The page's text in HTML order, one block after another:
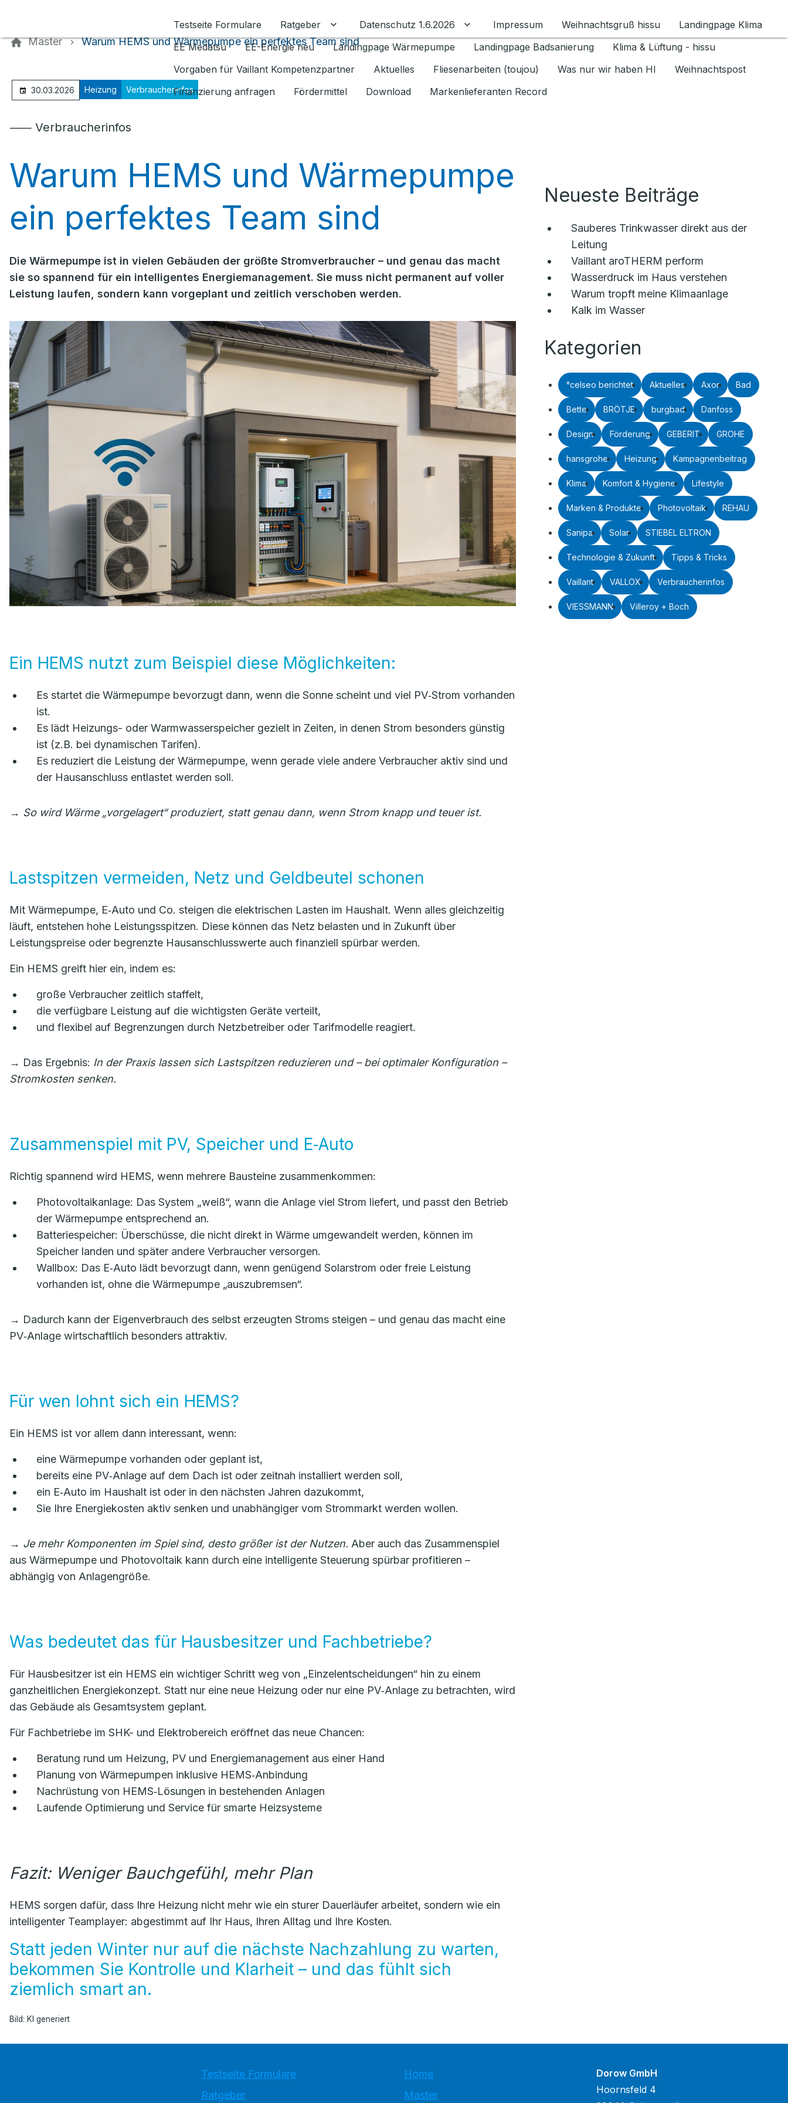
Testseite Formulare
Ratgeber Untermenü für Ratgeber umschalten
Datenschutz 1.6.2026 Untermenü für Datenschutz 1.6.2026 umschalten
Impressum Weihnachtsgruß hissu
Landingpage Klima
EE Medatsu
EE-Energie neu Landingpage Wärmepumpe Landingpage Badsanierung
Klima & Lüftung - hissu
Vorgaben für Vaillant Kompetenzpartner
Aktuelles Fliesenarbeiten (toujou) Was nur wir haben HI
Weihnachtspost
Finanzierung anfragen
Fördermittel Download Markenlieferanten Record
Master Warum HEMS und Wärmepumpe ein perfektes Team sind
30.03.2026 Heizung Verbraucherinfos
⸺ Verbraucherinfos
Warum HEMS und Wärmepumpe
ein perfektes Team sind
Die Wärmepumpe ist in vielen Gebäuden der größte Stromverbraucher – und genau das macht
sie so spannend für ein intelligentes Energiemanagement. Sie muss nicht permanent auf voller
Leistung laufen, sondern kann vorgeplant und zeitlich verschoben werden.
Ein HEMS nutzt zum Beispiel diese Möglichkeiten:
Es startet die Wärmepumpe bevorzugt dann, wenn die Sonne scheint und viel PV‑Strom vorhanden
ist.
Es lädt Heizungs- oder Warmwasserspeicher gezielt in Zeiten, in denen Strom besonders günstig
ist (z.B. bei dynamischen Tarifen).
Es reduziert die Leistung der Wärmepumpe, wenn gerade viele andere Verbraucher aktiv sind und
der Hausanschluss entlastet werden soll.
→ So wird Wärme „vorgelagert“ produziert, statt genau dann, wenn Strom knapp und teuer ist.
Lastspitzen vermeiden, Netz und Geldbeutel schonen
Mit Wärmepumpe, E‑Auto und Co. steigen die elektrischen Lasten im Haushalt. Wenn alles gleichzeitig
läuft, entstehen hohe Leistungsspitzen. Diese können das Netz belasten und in Zukunft über
Leistungspreise oder begrenzte Hausanschlusswerte auch finanziell spürbar werden.
Ein HEMS greift hier ein, indem es:
große Verbraucher zeitlich staffelt,
die verfügbare Leistung auf die wichtigsten Geräte verteilt,
und flexibel auf Begrenzungen durch Netzbetreiber oder Tarifmodelle reagiert.
→ Das Ergebnis: In der Praxis lassen sich Lastspitzen reduzieren und – bei optimaler Konfiguration –
Stromkosten senken.
Zusammenspiel mit PV, Speicher und E‑Auto
Richtig spannend wird HEMS, wenn mehrere Bausteine zusammenkommen:
Photovoltaikanlage: Das System „weiß“, wann die Anlage viel Strom liefert, und passt den Betrieb
der Wärmepumpe entsprechend an.
Batteriespeicher: Überschüsse, die nicht direkt in Wärme umgewandelt werden, können im
Speicher landen und später andere Verbraucher versorgen.
Wallbox: Das E‑Auto lädt bevorzugt dann, wenn genügend Solarstrom oder freie Leistung
vorhanden ist, ohne die Wärmepumpe „auszubremsen“.
→ Dadurch kann der Eigenverbrauch des selbst erzeugten Stroms steigen – und genau das macht eine
PV‑Anlage wirtschaftlich besonders attraktiv.
Für wen lohnt sich ein HEMS?
Ein HEMS ist vor allem dann interessant, wenn:
eine Wärmepumpe vorhanden oder geplant ist,
bereits eine PV‑Anlage auf dem Dach ist oder zeitnah installiert werden soll,
ein E‑Auto im Haushalt ist oder in den nächsten Jahren dazukommt,
Sie Ihre Energiekosten aktiv senken und unabhängiger vom Strommarkt werden wollen.
→ Je mehr Komponenten im Spiel sind, desto größer ist der Nutzen. Aber auch das Zusammenspiel
aus Wärmepumpe und Photovoltaik kann durch eine intelligente Steuerung spürbar profitieren –
abhängig von Anlagengröße.
Was bedeutet das für Hausbesitzer und Fachbetriebe?
Für Hausbesitzer ist ein HEMS ein wichtiger Schritt weg von „Einzelentscheidungen“ hin zu einem
ganzheitlichen Energiekonzept. Statt nur eine neue Heizung oder nur eine PV‑Anlage zu betrachten, wird
das Gebäude als Gesamtsystem geplant.
Für Fachbetriebe im SHK- und Elektrobereich eröffnet das neue Chancen:
Beratung rund um Heizung, PV und Energiemanagement aus einer Hand
Planung von Wärmepumpen inklusive HEMS‑Anbindung
Nachrüstung von HEMS‑Lösungen in bestehenden Anlagen
Laufende Optimierung und Service für smarte Heizsysteme
Fazit: Weniger Bauchgefühl, mehr Plan
HEMS sorgen dafür, dass Ihre Heizung nicht mehr wie ein sturer Dauerläufer arbeitet, sondern wie ein
intelligenter Teamplayer: abgestimmt auf Ihr Haus, Ihren Alltag und Ihre Kosten.
Statt jeden Winter nur auf die nächste Nachzahlung zu warten,
bekommen Sie Kontrolle und Klarheit – und das fühlt sich
ziemlich smart an.
Bild: KI generiert
Neueste Beiträge
Sauberes Trinkwasser direkt aus der
Leitung
Vaillant aroTHERM perform
Wasserdruck im Haus verstehen
Warum tropft meine Klimaanlage
Kalk im Wasser
Kategorien
°celseo berichtet Aktuelles Axor Bad
Bette BRÖTJE burgbad Danfoss
Design Förderung GEBERIT GROHE
hansgrohe Heizung Kampagnenbeitrag
Klima Komfort & Hygiene Lifestyle
Marken & Produkte Photovoltaik REHAU
Sanipa Solar STIEBEL ELTRON
Technologie & Zukunft Tipps & Tricks
Vaillant VALLOX Verbraucherinfos
VIESSMANN Villeroy + Boch
Testseite Formulare
Ratgeber
Home
Master
Dorow GmbH
Hoornsfeld 4